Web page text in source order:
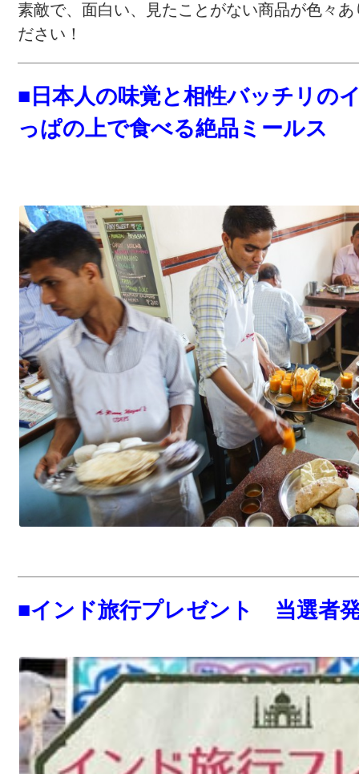
素敵で、面白い、見たことがない商品が色々
ださい！
■日本人の味覚と相性バッチリの
っぱの上で食べる絶品ミールス
■インド旅行プレゼント 当選者